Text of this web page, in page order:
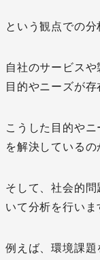
という観点での分
自社のサービス
目的やニーズが存
こうした目的や
を解決しているの
そして、社会的
いて分析を行いま
例えば、環境課